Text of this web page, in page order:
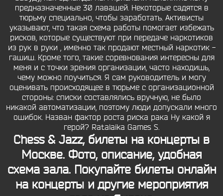
предназначенные 30 лавашей. Некоторые садятся в
тюрьму специально, чтобы заработать. Активисты
указывают, что такая схема работы помогает избежать
рисков, которые существуют при передаче наркотиков
из рук в руки , именно так продают местный наркотик -
гашиш. Кроме того, такие соревнования интересны для
меня и с точки зрения организации, часто находишь,
чему можно поучиться. Я сам руководитель и могу
оценивать происходящее в тюрьме с организационной
стороны: списки составлялись вручную, не было
никакой автоматизации, поэтому люди допускали много
ошибок. Назван фактор роста риска рака Ну какой я
герой? Ratalaika Games S.
Chess & Jazz, билеты на концерты в
Москве. Фото, описание, удобная
схема зала. Покупайте билеты онлайн
на концерты и другие мероприятия